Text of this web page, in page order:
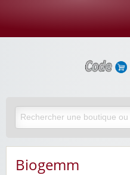
Biogemm